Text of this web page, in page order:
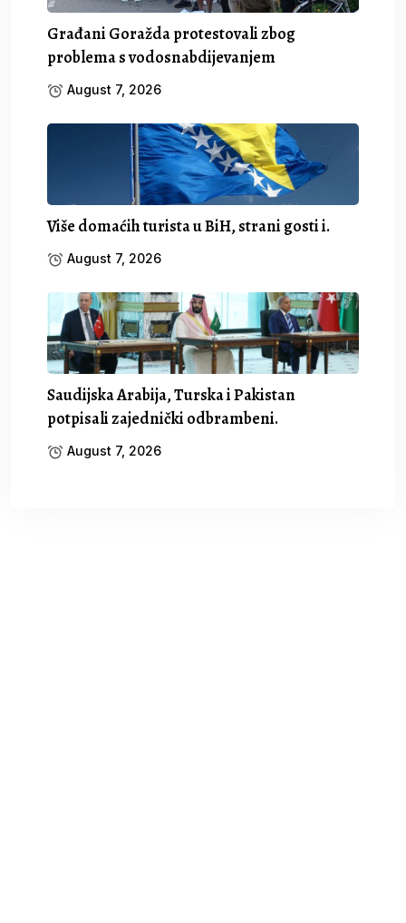
Građani Goražda protestovali zbog
problema s vodosnabdijevanjem
August 7, 2026
Više domaćih turista u BiH, strani gosti i.
August 7, 2026
Saudijska Arabija, Turska i Pakistan
potpisali zajednički odbrambeni.
August 7, 2026